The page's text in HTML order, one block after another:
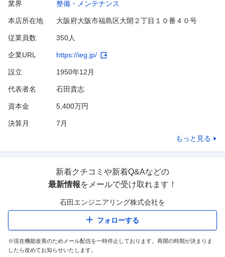
業界 整備・メンテナンス
本店所在地 大阪府大阪市福島区大開２丁目１０番４０号
従業員数 350人
企業URL https://ieg.jp/
設立 1950年12月
代表者名 石田貴志
資本金 5,400万円
決算月 7 月
もっと見る
新着クチコミや新着Q&Aなどの
最新情報をメールで受け取れます！
石田エンジニアリング株式会社を
フォローする
※現在機能改善のためメール配信を一時停止しております。再開の時期が決まりま
したら改めてお知らせいたします。